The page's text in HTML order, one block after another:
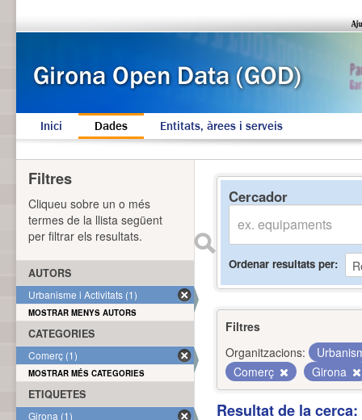
Inici Dades Entitats, àrees i serveis
Cercador
Ordenar resultats per
Filtres
Organitzacions:
Comerç
Girona
Resultat de la
Filtres
Cliqueu sobre un o més
termes de la llista següent
per filtrar els resultats.
AUTORS
Urbanisme i Activitats (1)
MOSTRAR MENYS AUTORS
CATEGORIES
Comerç (1)
MOSTRAR MÉS CATEGORIES
ETIQUETES
Girona (1)